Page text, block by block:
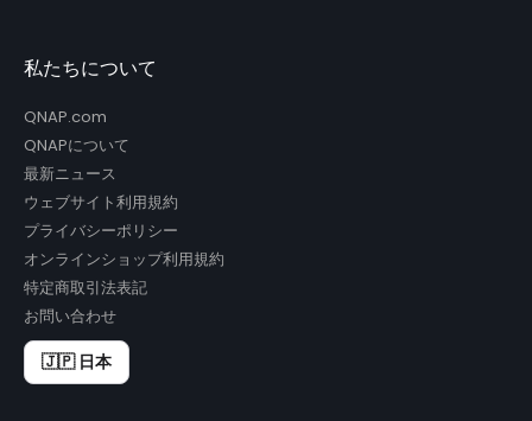
私たちについて
QNAP.com
QNAPについて
最新ニュース
ウェブサイト利用規約
プライバシーポリシー
オンラインショップ利用規約
特定商取引法表記
お問い合わせ
🇯🇵 日本